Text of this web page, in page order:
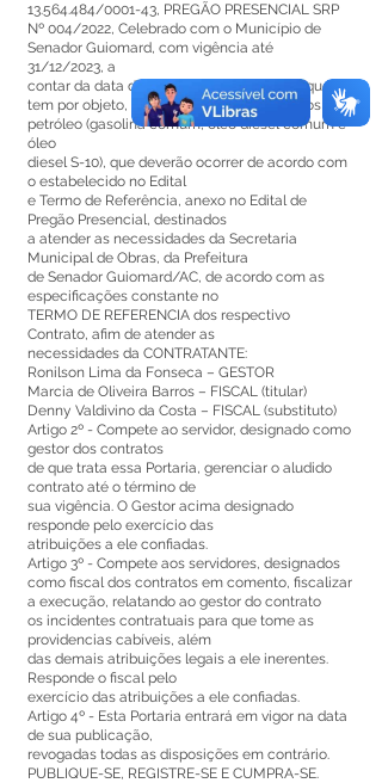
13.564.484/0001-43, PREGÃO PRESENCIAL SRP
Nº 004/2022, Celebrado com o Município de
Senador Guiomard, com vigência até
31/12/2023, a
contar da data da assinatura do Contrato, que
tem por objeto, o fornecimento de derivados de
petróleo (gasolina comum, óleo diesel comum e
óleo
diesel S-10), que deverão ocorrer de acordo com
o estabelecido no Edital
e Termo de Referência, anexo no Edital de
Pregão Presencial, destinados
a atender as necessidades da Secretaria
Municipal de Obras, da Prefeitura
de Senador Guiomard/AC, de acordo com as
especificações constante no
TERMO DE REFERENCIA dos respectivo
Contrato, afim de atender as
necessidades da CONTRATANTE:
Ronilson Lima da Fonseca – GESTOR
Marcia de Oliveira Barros – FISCAL (titular)
Denny Valdivino da Costa – FISCAL (substituto)
Artigo 2º - Compete ao servidor, designado como
gestor dos contratos
de que trata essa Portaria, gerenciar o aludido
contrato até o término de
sua vigência. O Gestor acima designado
responde pelo exercício das
atribuições a ele confiadas.
Artigo 3º - Compete aos servidores, designados
como fiscal dos contratos em comento, fiscalizar
a execução, relatando ao gestor do contrato
os incidentes contratuais para que tome as
providencias cabíveis, além
das demais atribuições legais a ele inerentes.
Responde o fiscal pelo
exercício das atribuições a ele confiadas.
Artigo 4º - Esta Portaria entrará em vigor na data
de sua publicação,
revogadas todas as disposições em contrário.
PUBLIQUE-SE, REGISTRE-SE E CUMPRA-SE.